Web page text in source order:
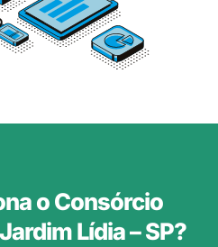
o Consórcio
Lídia – SP?